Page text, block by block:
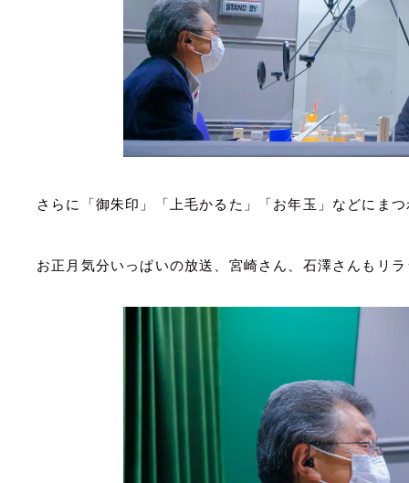
さらに「御朱印」「上毛かるた」「お年玉」などにま
お正月気分いっぱいの放送、宮崎さん、石澤さんもリ